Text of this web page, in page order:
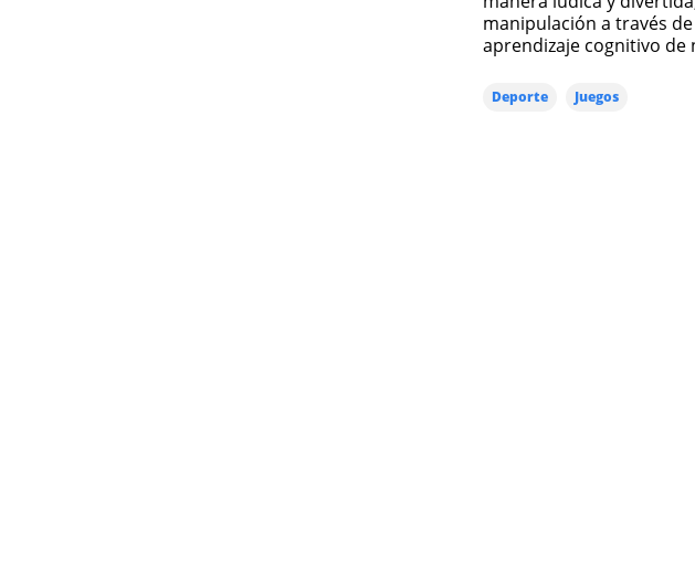
manipulación a través
aprendizaje cognitivo de
Deporte Juegos